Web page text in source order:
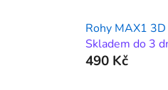
Rohy MAX1
Skladem do 3
490 Kč